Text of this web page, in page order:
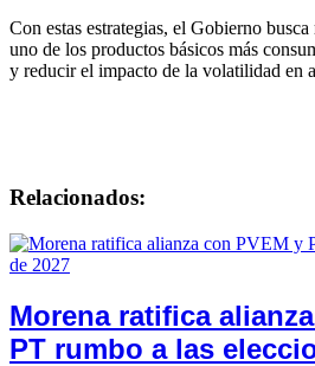
Con estas estrategias, el Gobierno
uno de los productos básicos más
y reducir el impacto de la volatilidad en
Relacionados:
Morena ratifica
PT rumbo a las